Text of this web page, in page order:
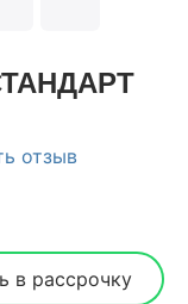
отзыв
в рассрочку